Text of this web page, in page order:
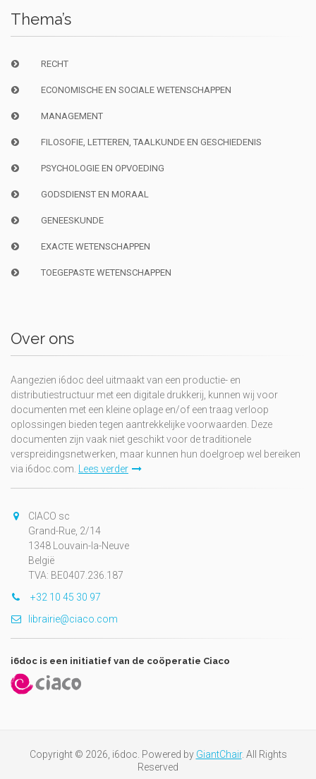
Thema’s
RECHT
ECONOMISCHE EN SOCIALE WETENSCHAPPEN
MANAGEMENT
FILOSOFIE, LETTEREN, TAALKUNDE EN GESCHIEDENIS
PSYCHOLOGIE EN OPVOEDING
GODSDIENST EN MORAAL
GENEESKUNDE
EXACTE WETENSCHAPPEN
TOEGEPASTE WETENSCHAPPEN
Over ons
Aangezien i6doc deel uitmaakt van een productie- en
distributiestructuur met een digitale drukkerij, kunnen wij voor
documenten met een kleine oplage en/of een traag verloop
oplossingen bieden tegen aantrekkelijke voorwaarden. Deze
documenten zijn vaak niet geschikt voor de traditionele
verspreidingsnetwerken, maar kunnen hun doelgroep wel bereiken
via i6doc.com. Lees verder
CIACO sc
Grand-Rue, 2/14
1348 Louvain-la-Neuve
België
TVA: BE0407.236.187
+32 10 45 30 97
librairie@ciaco.com
i6doc is een initiatief van de coöperatie Ciaco
Copyright © 2026, i6doc. Powered by GiantChair. All Rights
Reserved